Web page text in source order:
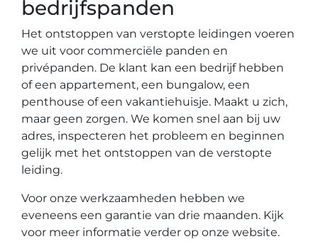
bedrijfspanden
Het ontstoppen van verstopte leidingen voeren
we uit voor commerciële panden en
privépanden. De klant kan een bedrijf hebben
of een appartement, een bungalow, een
penthouse of een vakantiehuisje. Maakt u zich,
maar geen zorgen. We komen snel aan bij uw
adres, inspecteren het probleem en beginnen
gelijk met het ontstoppen van de verstopte
leiding.
Voor onze werkzaamheden hebben we
eveneens een garantie van drie maanden. Kijk
voor meer informatie verder op onze website.